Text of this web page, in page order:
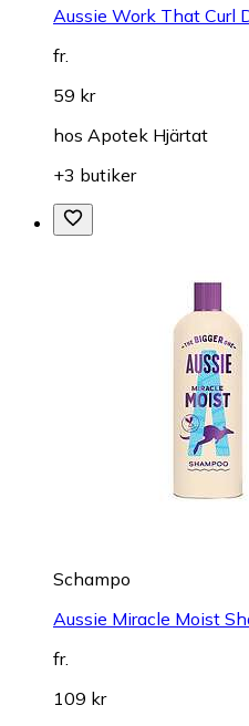
Aussie Work That Curl
fr.
59 kr
hos Apotek Hjärtat
+3 butiker
Schampo
Aussie Miracle Moist
fr.
109 kr